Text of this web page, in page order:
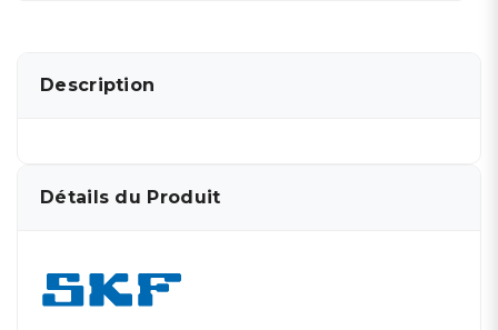
Description
Détails du Produit